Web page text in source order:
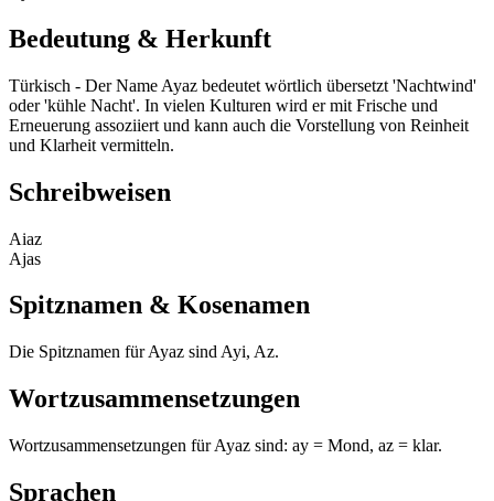
Bedeutung & Herkunft
Türkisch - Der Name Ayaz bedeutet wörtlich übersetzt 'Nachtwind'
oder 'kühle Nacht'. In vielen Kulturen wird er mit Frische und
Erneuerung assoziiert und kann auch die Vorstellung von Reinheit
und Klarheit vermitteln.
Schreibweisen
Aiaz
Ajas
Spitznamen & Kosenamen
Die Spitznamen für Ayaz sind Ayi, Az.
Wortzusammensetzungen
Wortzusammensetzungen für Ayaz sind: ay = Mond, az = klar.
Sprachen